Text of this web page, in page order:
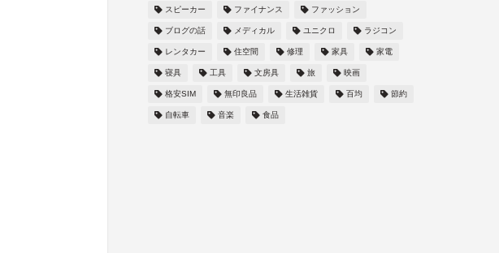
スピーカー ファイナンス ファッション
ブログの話 メディカル ユニクロ ラジコン
レンタカー 住空間 修理 家具 家電
寝具 工具 文房具 旅 映画
格安SIM 無印良品 生活雑貨 百均 節約
自転車 音楽 食品